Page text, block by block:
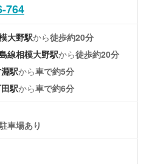
764
大野駅から徒歩約20分
線相模大野駅から徒歩約20分
駅から車で約5分
駅から車で約6分
車場あり